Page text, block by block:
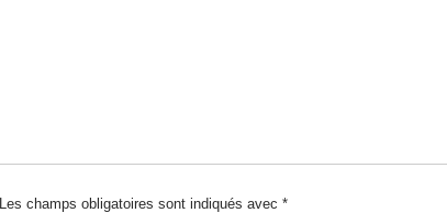
Les champs obligatoires sont indiqués avec *